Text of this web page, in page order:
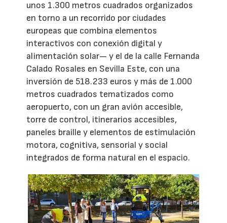
unos 1.300 metros cuadrados organizados
en torno a un recorrido por ciudades
europeas que combina elementos
interactivos con conexión digital y
alimentación solar— y el de la calle Fernanda
Calado Rosales en Sevilla Este, con una
inversión de 518.233 euros y más de 1.000
metros cuadrados tematizados como
aeropuerto, con un gran avión accesible,
torre de control, itinerarios accesibles,
paneles braille y elementos de estimulación
motora, cognitiva, sensorial y social
integrados de forma natural en el espacio.